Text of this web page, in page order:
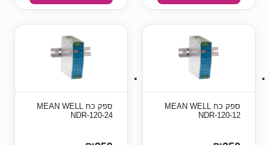
ספק כח MEAN WELL
NDR-120-12
ספק כח MEAN WELL
NDR-120-24